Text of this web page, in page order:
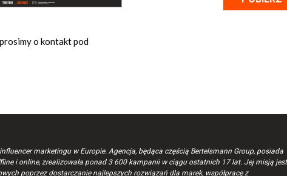
o kontakt pod
marketingu w Europie. Agencja, będąca częścią Bertelsmann Group, posiada
i online, zrealizowała ponad 3 600 kampanii w ciągu ostatnich 17 lat. Jej misją jest
poprzez dostarczanie najlepszych rozwiązań dla marek, współpracę z